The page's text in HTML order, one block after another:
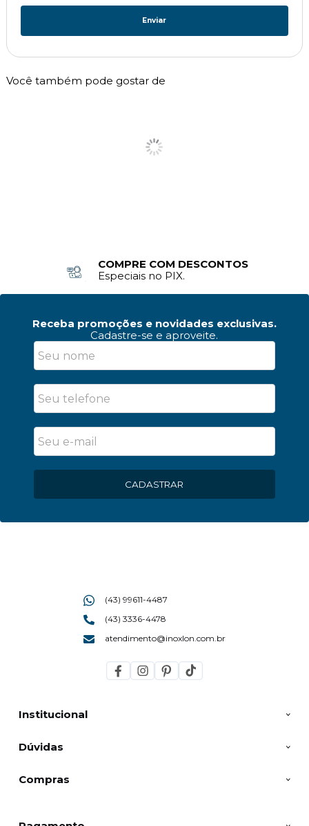
Enviar
Você também pode gostar de
COMPRE COM DESCONTOS
Especiais no PIX.
Receba promoções e novidades exclusivas.
Cadastre-se e aproveite.
CADASTRAR
Institucional
Dúvidas
Compras
(43) 99611-4487
(43) 3336-4478
atendimento@inoxlon.com.br